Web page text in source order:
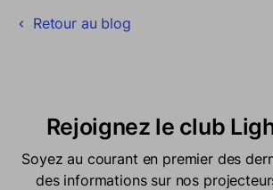
Retour au blog
Rejoignez le club
Soyez au courant en premier des
des informations sur nos